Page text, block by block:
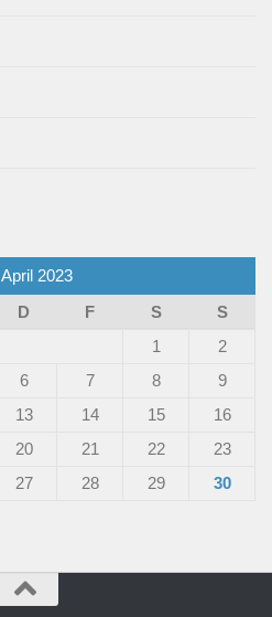
April 2023
D F S
S
1
2
6 7 8
9
13 14 15
16
20 21 22
23
27 28 29
30